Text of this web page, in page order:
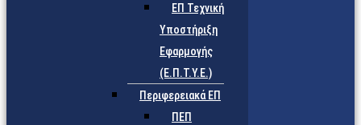
ΕΠ Τεχνική
Υποστήριξη
Εφαρμογής
(Ε.Π.Τ.Υ.Ε.)
Περιφερειακά ΕΠ
ΠΕΠ